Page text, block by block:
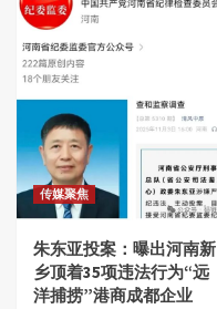
传媒聚焦
朱东亚投案：曝出河南新
乡顶着35项违法行为“远
洋捕捞”港商成都企业